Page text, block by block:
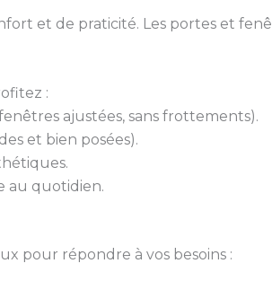
et de praticité. Les portes et
:
ajustées, sans frottements).
et bien posées).
au quotidien.
pour répondre à vos besoins :